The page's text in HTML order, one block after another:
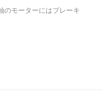
のモーターにはブレーキ